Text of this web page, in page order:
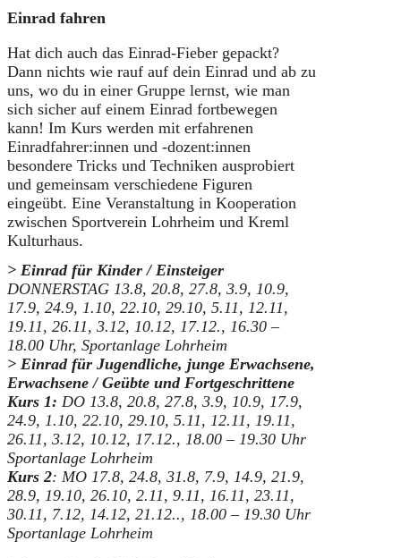
Einrad fahren
Hat dich auch das Einrad-Fieber gepackt?
Dann nichts wie rauf auf dein Einrad und ab zu
uns, wo du in einer Gruppe lernst, wie man
sich sicher auf einem Einrad fortbewegen
kann! Im Kurs werden mit erfahrenen
Einradfahrer:innen und -dozent:innen
besondere Tricks und Techniken ausprobiert
und gemeinsam verschiedene Figuren
eingeübt. Eine Veranstaltung in Kooperation
zwischen Sportverein Lohrheim und Kreml
Kulturhaus.
> Einrad für Kinder / Einsteiger
DONNERSTAG 13.8, 20.8, 27.8, 3.9, 10.9,
17.9, 24.9, 1.10, 22.10, 29.10, 5.11, 12.11,
19.11, 26.11, 3.12, 10.12, 17.12., 16.30 –
18.00 Uhr, Sportanlage Lohrheim
> Einrad für Jugendliche, junge Erwachsene,
Erwachsene / Geübte und Fortgeschrittene
Kurs 1: DO 13.8, 20.8, 27.8, 3.9, 10.9, 17.9,
24.9, 1.10, 22.10, 29.10, 5.11, 12.11, 19.11,
26.11, 3.12, 10.12, 17.12., 18.00 – 19.30 Uhr
Sportanlage Lohrheim
Kurs 2: MO 17.8, 24.8, 31.8, 7.9, 14.9, 21.9,
28.9, 19.10, 26.10, 2.11, 9.11, 16.11, 23.11,
30.11, 7.12, 14.12, 21.12.., 18.00 – 19.30 Uhr
Sportanlage Lohrheim